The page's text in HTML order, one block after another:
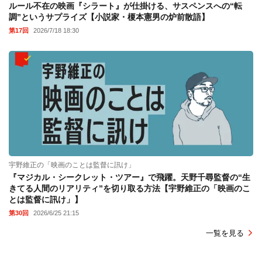
ルール不在の映画『シラート』が仕掛ける、サスペンスへの“転
調”というサプライズ【小説家・榎本憲男の炉前散語】
第17回 2026/7/18 18:30
宇野維正の「映画のことは監督に訊け」
『マジカル・シークレット・ツアー』で飛躍。天野千尋監督の“生
きてる人間のリアリティ”を切り取る方法【宇野維正の「映画のこ
とは監督に訊け」】
第30回 2026/6/25 21:15
一覧を見る